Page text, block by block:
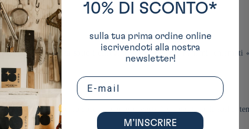
l’esperienza sotto i ciliegi in fiore. I picnic hanami, chiamati
trovare bento speciali con una varietà di piatti quali sushi,
10% DI SCONTO*
sulla tua prima ordine online
iscrivendoti alla nostra
newsletter!
Email
M’INSCRIRE